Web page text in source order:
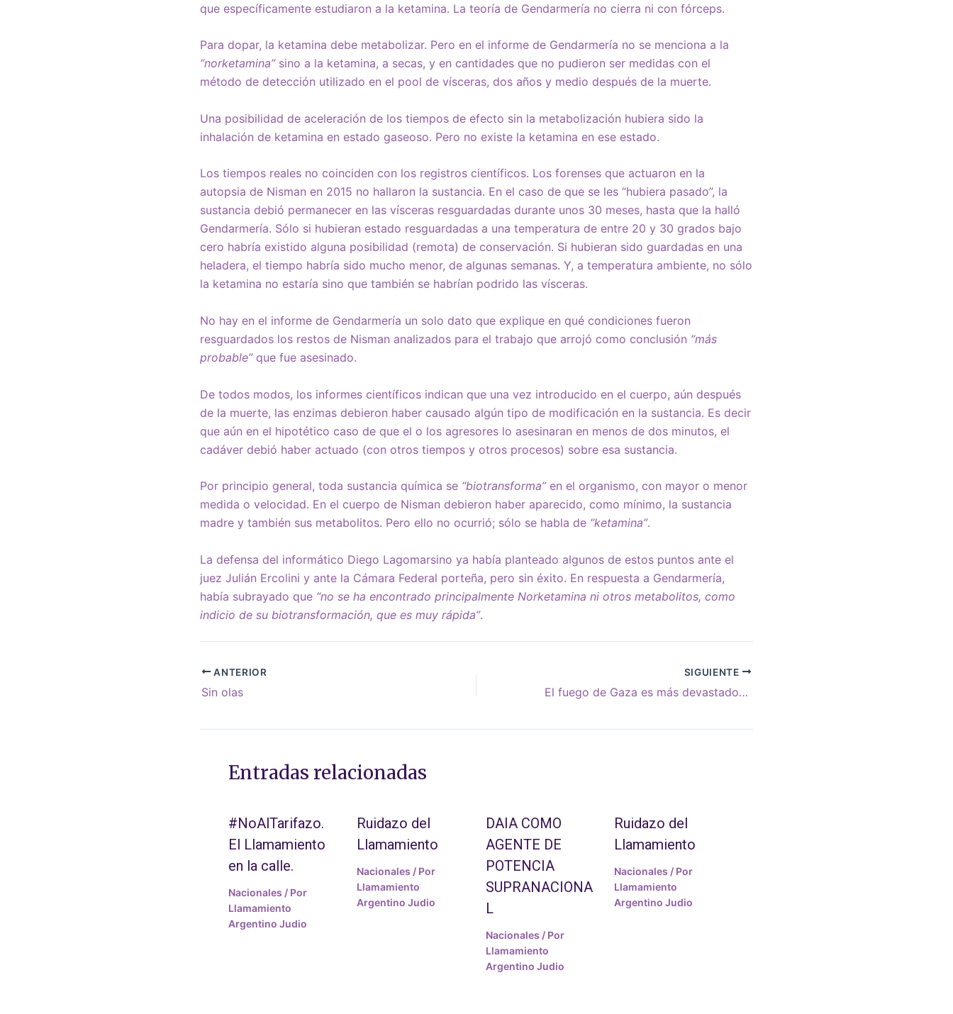
que específicamente estudiaron a la ketamina. La teoría de Gendarmería no cierra ni con fórceps.
Para dopar, la ketamina debe metabolizar. Pero en el informe de Gendarmería no se menciona a la
“norketamina”sino a la ketamina, a secas, y en cantidades que no pudieron ser medidas con el
método de detección utilizado en el pool de vísceras, dos años y medio después de la muerte.
Una posibilidad de aceleración de los tiempos de efecto sin la metabolización hubiera sido la
inhalación de ketamina en estado gaseoso. Pero no existe la ketamina en ese estado.
Los tiempos reales no coinciden con los registros científicos. Los forenses que actuaron en la
autopsia de Nisman en 2015 no hallaron la sustancia. En el caso de que se les “hubiera pasado”, la
sustancia debió permanecer en las vísceras resguardadas durante unos 30 meses, hasta que la halló
Gendarmería. Sólo si hubieran estado resguardadas a una temperatura de entre 20 y 30 grados bajo
cero habría existido alguna posibilidad (remota) de conservación. Si hubieran sido guardadas en una
heladera, el tiempo habría sido mucho menor, de algunas semanas. Y, a temperatura ambiente, no sólo
la ketamina no estaría sino que también se habrían podrido las vísceras.
No hay en el informe de Gendarmería un solo dato que explique en qué condiciones fueron
resguardados los restos de Nisman analizados para el trabajo que arrojó como conclusión “más
probable”que fue asesinado.
De todos modos, los informes científicos indican que una vez introducido en el cuerpo, aún después
de la muerte, las enzimas debieron haber causado algún tipo de modificación en la sustancia. Es decir
que aún en el hipotético caso de que el o los agresores lo asesinaran en menos de dos minutos, el
cadáver debió haber actuado (con otros tiempos y otros procesos) sobre esa sustancia.
Por principio general, toda sustancia química se “biotransforma”en el organismo, con mayor o menor
medida o velocidad. En el cuerpo de Nisman debieron haber aparecido, como mínimo, la sustancia
madre y también sus metabolitos. Pero ello no ocurrió; sólo se habla de “ketamina”.
La defensa del informático Diego Lagomarsino ya había planteado algunos de estos puntos ante el
juez Julián Ercolini y ante la Cámara Federal porteña, pero sin éxito. En respuesta a Gendarmería,
había subrayado que “no se ha encontrado principalmente Norketamina ni otros metabolitos, como
indicio de su biotransformación, que es muy rápida”.
ANTERIOR
Sin olas
SIGUIENTE
El fuego de Gaza es más devastador que el de Hollywood, pero no hay nadie para apagarlo
Entradas relacionadas
#NoAlTarifazo.
El Llamamiento
en la calle.
Nacionales / Por
Llamamiento
Argentino Judio
Ruidazo del
Llamamiento
Nacionales / Por
Llamamiento
Argentino Judio
DAIA COMO
AGENTE DE
POTENCIA
SUPRANACIONA
L
Nacionales / Por
Llamamiento
Argentino Judio
Ruidazo del
Llamamiento
Nacionales / Por
Llamamiento
Argentino Judio